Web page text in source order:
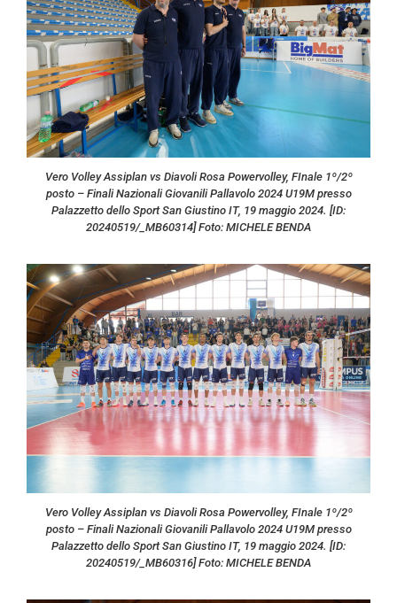
Vero Volley Assiplan vs Diavoli Rosa Powervolley, FInale 1º/2º
posto – Finali Nazionali Giovanili Pallavolo 2024 U19M presso
Palazzetto dello Sport San Giustino IT, 19 maggio 2024. [ID:
20240519/_MB60314] Foto: MICHELE BENDA
Vero Volley Assiplan vs Diavoli Rosa Powervolley, FInale 1º/2º
posto – Finali Nazionali Giovanili Pallavolo 2024 U19M presso
Palazzetto dello Sport San Giustino IT, 19 maggio 2024. [ID:
20240519/_MB60316] Foto: MICHELE BENDA